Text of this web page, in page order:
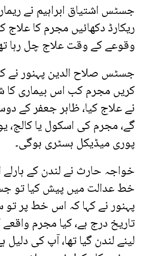
جسٹس اشتیاق ابراہیم نے
ریکارڈ دکھائیں مجرم کا
وقوعے کے وقت علاج چل رہا
جسٹس صلاح الدین پہنور نے
کریں مجرم کب اس بیماری کا
نے علاج کیا، ظاہر جعفر کے
گے، مجرم کی اسکول یا کالج،
پوری میڈیکل ہسٹری ہوگی۔
خواجہ حارث نے لندن کے
خط عدالت میں پیش کیا تو
تاریخ درج ہے، کیا مجرم
لینے لندن گیا تھا، آپ کی